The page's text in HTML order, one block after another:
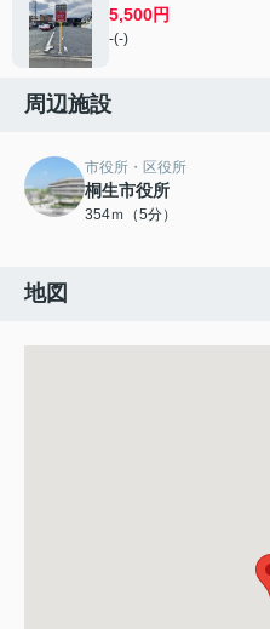
5,500円
-(-)
周辺施設
市役所・区役所
桐生市役所
354ｍ（5分）
地図